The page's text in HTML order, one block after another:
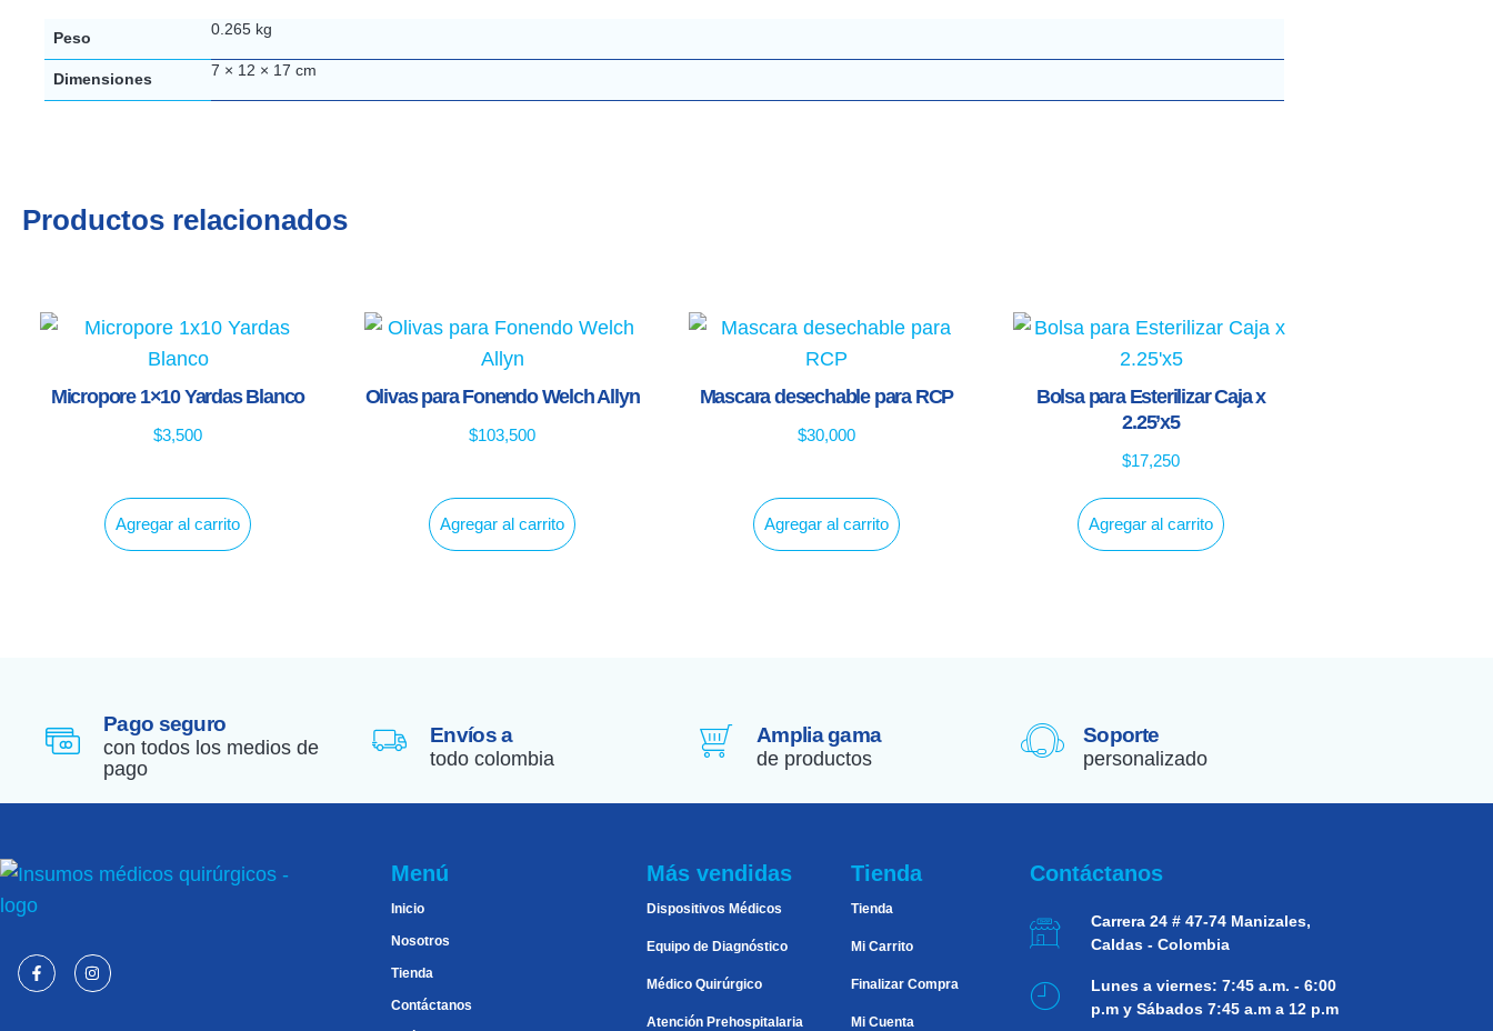
Peso
0.265 kg
Dimensiones
7 × 12 × 17 cm
Productos relacionados
Micropore 1×10 Yardas Blanco
$3,500
Agregar al carrito
Olivas para Fonendo Welch Allyn
$103,500
Agregar al carrito
Mascara desechable para RCP
$30,000
Agregar al carrito
Bolsa para Esterilizar Caja x
2.25’x5
$17,250
Agregar al carrito
Pago seguro
con todos los medios de
pago
Envíos a
todo colombia
Amplia gama
de productos
Soporte
personalizado
Menú
Inicio
Nosotros
Tienda
Contáctanos
Más vendidas
Dispositivos Médicos
Equipo de Diagnóstico
Médico Quirúrgico
Atención Prehospitalaria
Tienda
Tienda
Mi Carrito
Finalizar Compra
Mi Cuenta
Contáctanos
Carrera 24 # 47-74 Manizales,
Caldas - Colombia
Lunes a viernes: 7:45 a.m. - 6:00
p.m y Sábados 7:45 a.m a 12 p.m